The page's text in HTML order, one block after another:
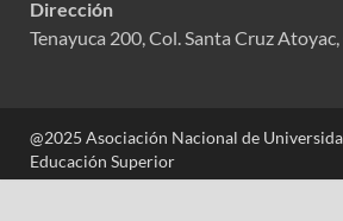
Dirección
Tenayuca 200, Col. Santa Cruz
@2025 Asociación Nacional de
Educación Superior